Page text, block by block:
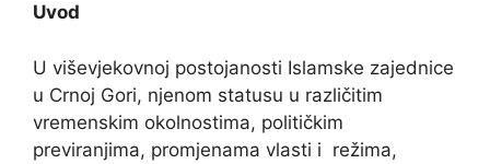
Uvod
U viševjekovnoj postojanosti Islamske zajednice
u Crnoj Gori, njenom statusu u različitim
vremenskim okolnostima, političkim
previranjima, promjenama vlasti i režima,